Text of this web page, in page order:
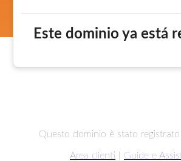
Este dominio ya está
Questo dominio è stato
Area clienti Guide e